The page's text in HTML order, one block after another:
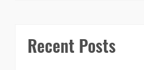
Recent Posts